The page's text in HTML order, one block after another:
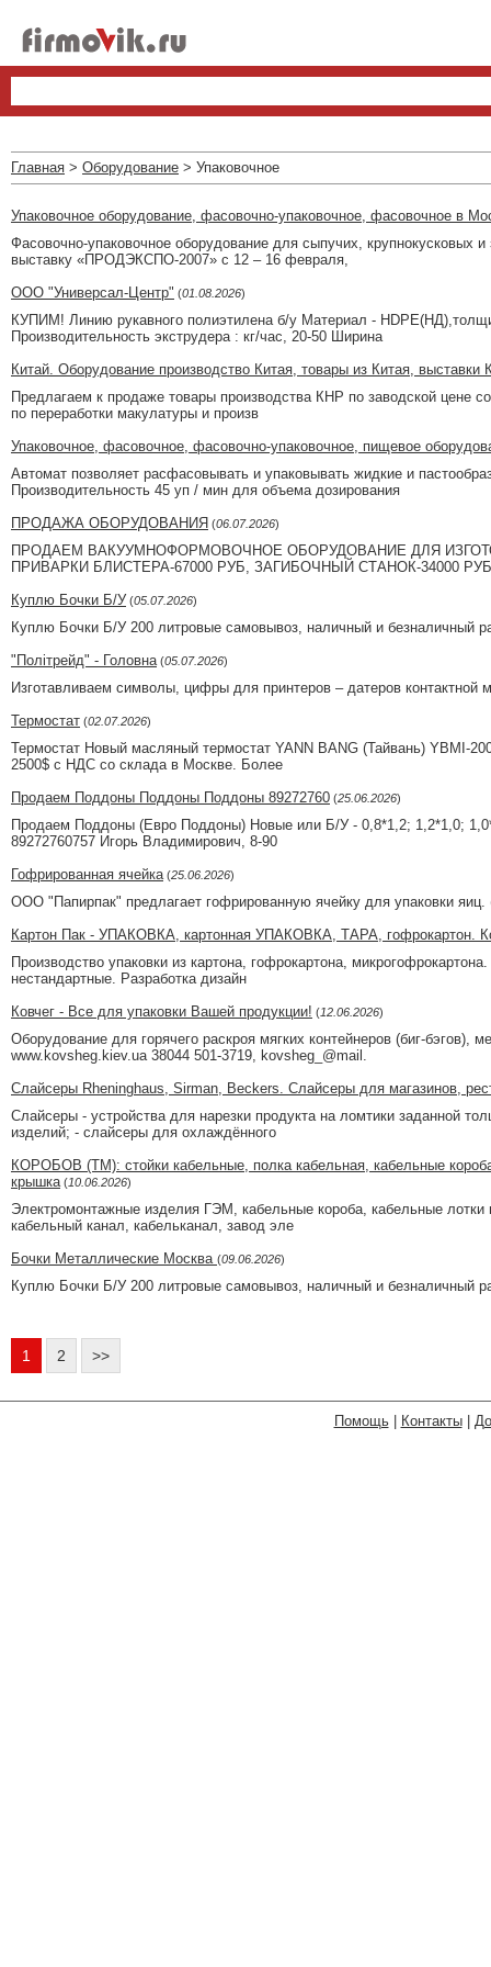
Главная > Оборудование > Упаковочное
Упаковочное оборудование, фасовочно-упаковочное, фасовочное в
Фасовочно-упаковочное оборудование для сыпучих,
выставку «ПРОДЭКСПО-2007» с 12 – 16 февраля,
ООО "Универсал-Центр" (01.08.2026)
КУПИМ! Линию рукавного полиэтилена б/у Материал -
Производительность экструдера : кг/час, 20-50 Ширина
Китай. Оборудование производство Китая, товары из Китая, выставки
Предлагаем к продаже товары производства КНР по заводской цене
по переработки макулатуры и произв
Упаковочное, фасовочное, фасовочно-упаковочное, пищевое
Автомат позволяет расфасовывать и упаковывать жидкие и
Производительность 45 уп / мин для объема дозирования
ПРОДАЖА ОБОРУДОВАНИЯ (06.07.2026)
ПРОДАЕМ ВАКУУМНОФОРМОВОЧНОЕ ОБОРУДОВАНИЕ ДЛЯ
ПРИВАРКИ БЛИСТЕРА-67000 РУБ, ЗАГИБОЧНЫЙ СТАНОК-34000
Куплю Бочки Б/У (05.07.2026)
Куплю Бочки Б/У 200 литровые самовывоз, наличный и безналичный
"Політрейд" - Головна (05.07.2026)
Изготавливаем символы, цифры для принтеров – датеров
Термостат (02.07.2026)
Термостат Новый масляный термостат YANN BANG (Тайвань) YBMI-
2500$ с НДС со склада в Москве. Более
Продаем Поддоны Поддоны Поддоны 89272760 (25.06.2026)
Продаем Поддоны (Евро Поддоны) Новые или Б/У - 0,8*1,2; 1,2*1,0;
89272760757 Игорь Владимирович, 8-90
Гофрированная ячейка (25.06.2026)
ООО "Папирпак" предлагает гофрированную ячейку для упаковки
Картон Пак - УПАКОВКА, картонная УПАКОВКА, ТАРА, гофрокартон.
Производство упаковки из картона, гофрокартона,
нестандартные. Разработка дизайн
Ковчег - Все для упаковки Вашей продукции! (12.06.2026)
Оборудование для горячего раскроя мягких контейнеров (биг-
www.kovsheg.kiev.ua 38044 501-3719, kovsheg_@mail.
Слайсеры Rheninghaus, Sirman, Beckers. Слайсеры для магазинов,
Слайсеры - устройства для нарезки продукта на ломтики заданной
изделий; - слайсеры для охлаждённого
КОРОБОВ (ТМ): стойки кабельные, полка кабельная, кабельные
крышка (10.06.2026)
Электромонтажные изделия ГЭМ, кабельные короба, кабельные
кабельный канал, кабельканал, завод эле
Бочки Металлические Москва (09.06.2026)
Куплю Бочки Б/У 200 литровые самовывоз, наличный и безналичный
1 2 >>
Помощь| Контакты|